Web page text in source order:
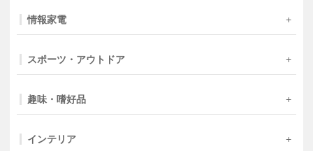
情報家電
スポーツ・アウトドア
趣味・嗜好品
インテリア